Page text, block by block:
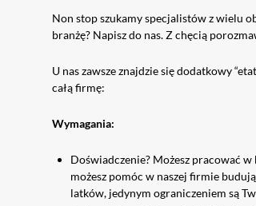
Non stop szukamy specjalistów z wielu
branżę? Napisz do nas. Z chęcią
U nas zawsze znajdzie się dodatkowy
całą firmę:
Wymagania:
Doświadczenie? Możesz pracować
możesz pomóc w naszej firmie
latków, jedynym ograniczeniem są